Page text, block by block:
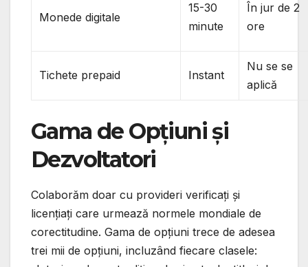
Monede digitale
15-30
minute
În jur de 2
ore
Tichete prepaid Instant
Nu se se
aplică
Gama de Opțiuni și
Dezvoltatori
Colaborăm doar cu provideri verificați și
licențiați care urmează normele mondiale de
corectitudine. Gama de opțiuni trece de adesea
trei mii de opțiuni, incluzând fiecare clasele: